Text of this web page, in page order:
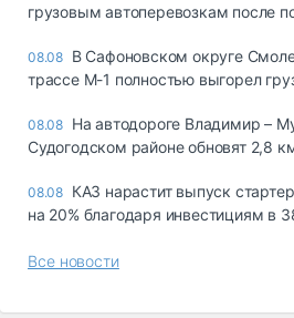
грузовым автоперевозкам после
08.08 В Сафоновском округе
трассе М-1 полностью выгорел
08.08 На автодороге Владимир –
Судогодском районе обновят 2,8
08.08 КАЗ нарастит выпуск
на 20% благодаря инвестициям в
Все новости